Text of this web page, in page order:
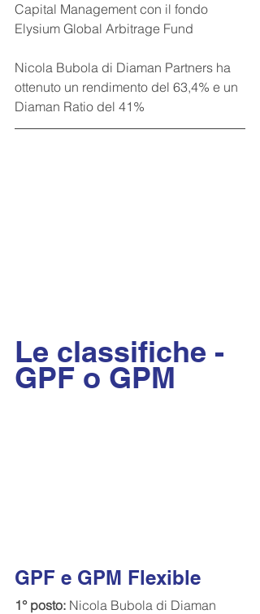
Capital Management con il fondo
Elysium Global Arbitrage Fund
Nicola Bubola di Diaman Partners ha
ottenuto un rendimento del 63,4% e un
Diaman Ratio del 41%
Le classifiche -
GPF o GPM
GPF e GPM Flexible
1° posto: Nicola Bubola di Diaman